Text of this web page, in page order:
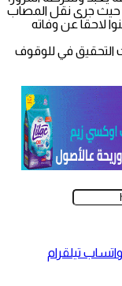
حيث جرى نقل المصاب
لاحقاً عن وفاته
التحقيق في للوقوف
واتساب تيلقرام